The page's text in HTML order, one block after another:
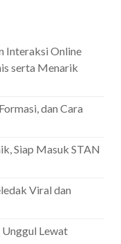
Interaksi Online
serta Menarik
dan Cara
Siap Masuk STAN
Viral dan
Lewat